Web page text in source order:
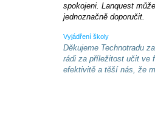
spokojeni. Lanquest
jednoznačně doporučit.
Vyjádření školy
Děkujeme Technotradu
rádi za příležitost učit ve
efektivitě a těší nás, že